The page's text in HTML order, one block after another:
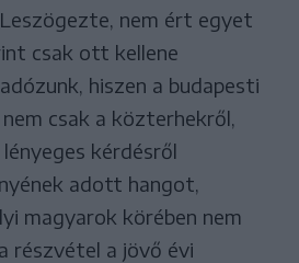
nem ért egyet
csak ott kellene
hiszen a budapesti
csak a közterhekről,
kérdésről
adott hangot,
magyarok körében nem
részvétel a jövő évi